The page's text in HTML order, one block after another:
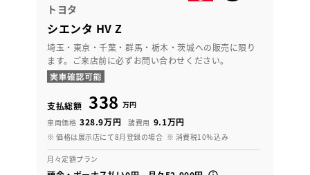
トヨタ
シエンタ HV Z
埼玉・東京・千葉・群馬・栃木・茨城への販売に限り
ます。ご来店前に必ずお問い合わせください。
支払総額 338 万円
車両価格 328.9万円 諸費用 9.1万円
※ 価格は展示店にて8月登録の場合 ※ 消費税10％込み
月々定額プラン